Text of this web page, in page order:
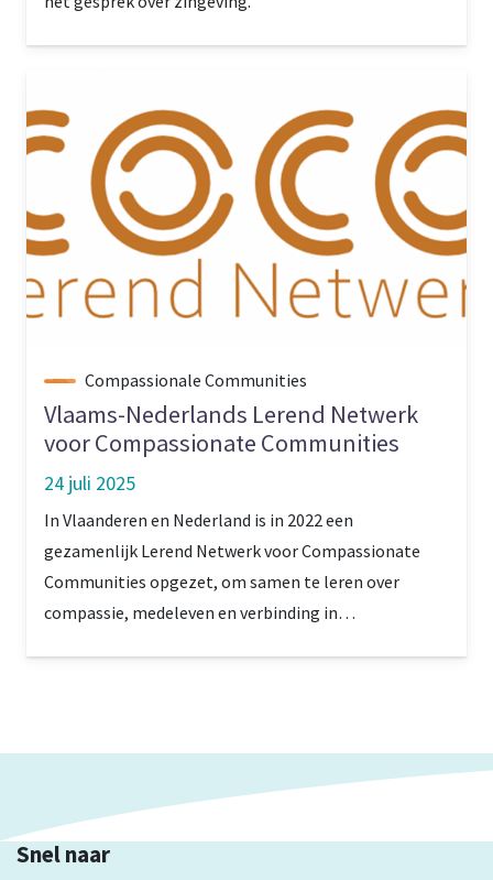
Compassionale Communities
Vlaams-Nederlands Lerend Netwerk
voor Compassionate Communities
24 juli 2025
In Vlaanderen en Nederland is in 2022 een
gezamenlijk Lerend Netwerk voor Compassionate
Communities opgezet, om samen te leren over
compassie, medeleven en verbinding in
Snel naar